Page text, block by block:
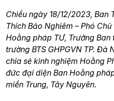
Chiều ngày 18/12/2023, Ban
Thích Bảo Nghiêm – Phó
Hoằng pháp TƯ, Trưởng
trường BTS GHPGVN TP. Đà
chia sẻ kinh nghiệm Hoằng
đức đại diện Ban Hoằng
miền Trung, Tây Nguyên.